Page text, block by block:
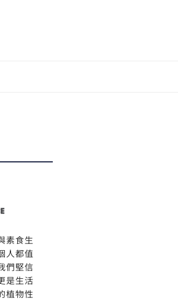
素食生
人都值
們堅信
是生活
植物性